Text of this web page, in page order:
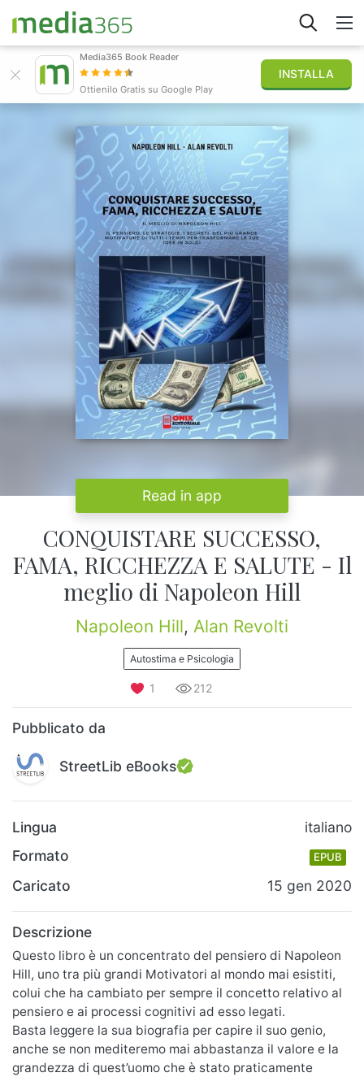
Accedi
Pubblica
Media365 Book Reader
Ottienilo Gratis su Google Play
INSTALLA
Read in app
CONQUISTARE SUCCESSO,
FAMA, RICCHEZZA E SALUTE - Il
meglio di Napoleon Hill
Napoleon Hill, Alan Revolti
Autostima e Psicologia
1 212
Pubblicato da
StreetLib eBooks
Lingua
italiano
Formato
EPUB
Caricato 15 gen 2020
Descrizione
Questo libro è un concentrato del pensiero di Napoleon
Hill, uno tra più grandi Motivatori al mondo mai esistiti,
colui che ha cambiato per sempre il concetto relativo al
pensiero e ai processi cognitivi ad esso legati.
Basta leggere la sua biografia per capire il suo genio,
anche se non mediteremo mai abbastanza il valore e la
grandezza di quest’uomo che è stato praticamente